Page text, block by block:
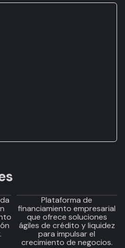
Plataforma de
financiamiento empresarial
que ofrece soluciones
ágiles de crédito y liquidez
para impulsar el
crecimiento de negocios.